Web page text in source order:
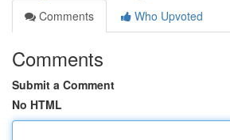
Comments
Who Upvoted
Comments
Submit a Comment
No HTML